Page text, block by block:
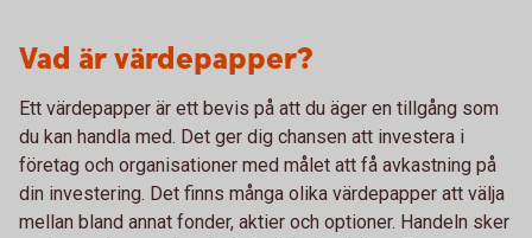
Vad är värdepapper?
Ett värdepapper är ett bevis på att du äger en tillgång som
du kan handla med. Det ger dig chansen att investera i
företag och organisationer med målet att få avkastning på
din investering. Det finns många olika värdepapper att välja
mellan bland annat fonder, aktier och optioner. Handeln sker